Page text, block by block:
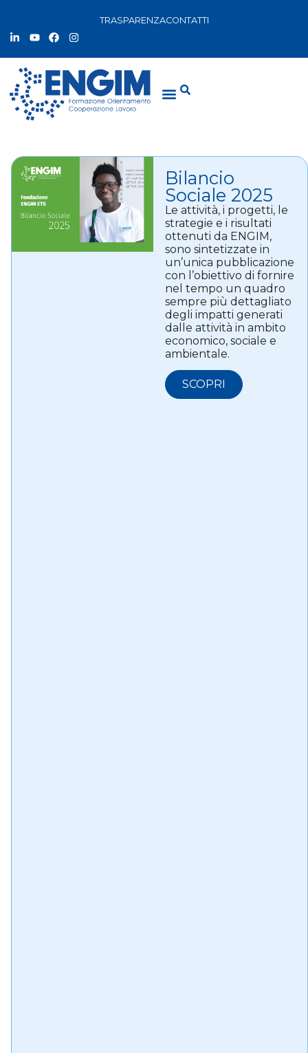
TRASPARENZACONTATTI
Bilancio
Sociale 2025
Le attività, i progetti, le
strategie e i risultati
ottenuti da ENGIM,
sono sintetizzate in
un’unica pubblicazione
con l’obiettivo di fornire
nel tempo un quadro
sempre più dettagliato
degli impatti generati
dalle attività in ambito
economico, sociale e
ambientale.
SCOPRI